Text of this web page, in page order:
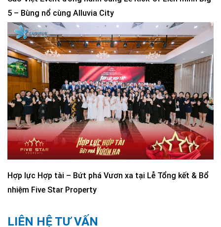
5 – Bùng nổ cùng Alluvia City
Hợp lực Hợp tài – Bứt phá Vươn xa tại Lễ Tổng kết & Bổ
nhiệm Five Star Property
LIÊN HỆ TƯ VẤN